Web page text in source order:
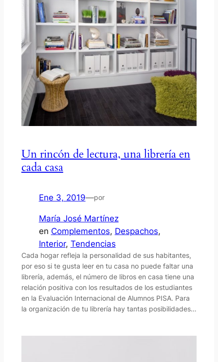
Un rincón de lectura, una librería en
cada casa
Ene 3, 2019—por
María José Martínez
en Complementos, Despachos
Interior, Tendencias
Cada hogar refleja la personalidad de sus habitantes,
por eso si te gusta leer en tu casa no puede faltar una
librería, además, el número de libros en casa tiene una
relación positiva con los resultados de los estudiantes
en la Evaluación Internacional de Alumnos PISA. Para
la organización de tu librería hay tantas posibilidades…